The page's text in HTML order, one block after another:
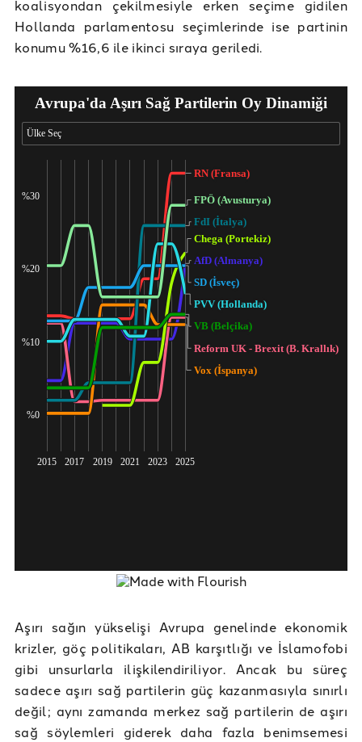
koalisyondan çekilmesiyle erken seçime gidilen
Hollanda parlamentosu seçimlerinde ise partinin
konumu %16,6 ile ikinci sıraya geriledi.
Aşırı sağın yükselişi Avrupa genelinde ekonomik
krizler, göç politikaları, AB karşıtlığı ve İslamofobi
gibi unsurlarla ilişkilendiriliyor. Ancak bu süreç
sadece aşırı sağ partilerin güç kazanmasıyla sınırlı
değil; aynı zamanda merkez sağ partilerin de aşırı
sağ söylemleri giderek daha fazla benimsemesi